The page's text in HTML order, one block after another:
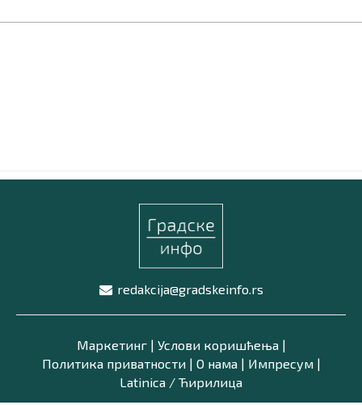
redakcija@gradskeinfo.rs
Маркетинг| Услови коришћења|
Политика приватности| О нама| Импресум|
Latinica / Ћирилица
ПРАТИТЕ НАС